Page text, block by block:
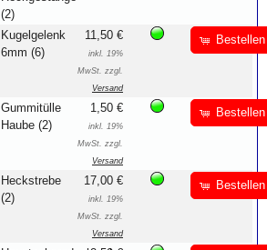
(2)
Kugelgelenk
6mm (6)
11,50 €
inkl. 19%
MwSt. zzgl.
Versand
Bestellen
Gummitülle
Haube (2)
1,50 €
inkl. 19%
MwSt. zzgl.
Versand
Bestellen
Heckstrebe
(2)
17,00 €
inkl. 19%
MwSt. zzgl.
Versand
Bestellen